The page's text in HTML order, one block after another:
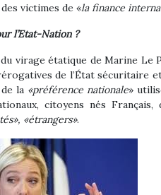
victimes de «la finance
l’Etat-Nation ?
virage étatique de Marine Le
de l’État sécuritaire
la «préférence nationale»
citoyens nés
«étrangers».